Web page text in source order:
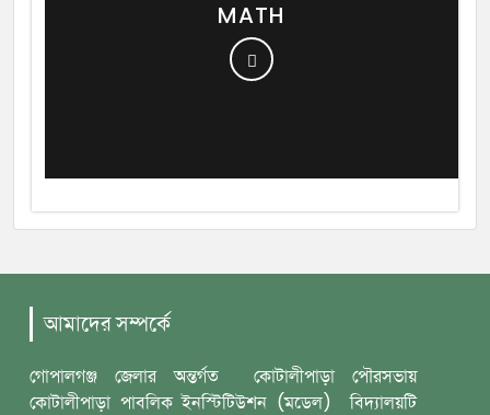
MATH
আমাদের সম্পর্কে
গোপালগঞ্জ জেলার অন্তর্গত কোটালীপাড়া পৌরসভায়
কোটালীপাড়া পাবলিক ইনস্টিটিউশন (মডেল) বিদ্যালয়টি